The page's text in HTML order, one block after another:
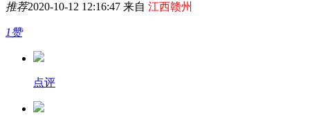
推荐2020-10-12 12:16:47 来自 江西赣州
1赞
点评